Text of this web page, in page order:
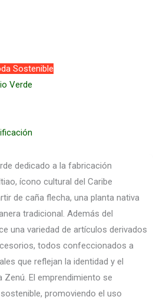
Sostenible
Verde
dedicado a la fabricación
ícono cultural del Caribe
de caña flecha, una planta nativa
tradicional. Además del
una variedad de artículos derivados
todos confeccionados a
que reflejan la identidad y el
Zenú. El emprendimiento se
promoviendo el uso